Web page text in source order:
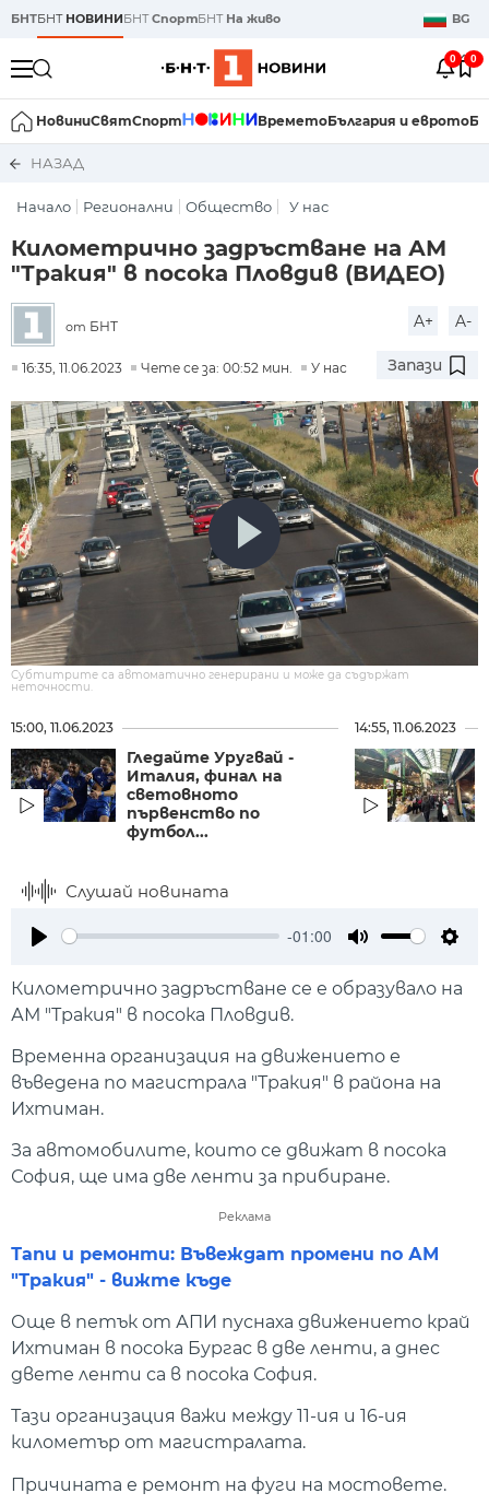
БНТБНТ НОВИНИБНТСпортБНТ На живо BG
0 0
НовиниСвятСпорт ВреметоБългария и еврото
НАЗАД
Начало Регионални Общество У нас
Километрично задръстване на АМ
"Тракия" в посока Пловдив (ВИДЕО)
от БНТ A+ A-
16:35, 11.06.2023 Чете се за: 00:52 мин. У нас Запази
Субтитрите са автоматично генерирани и може да съдържат
неточности.
15:00, 11.06.2023
Гледайте Уругвай -
Италия, финал на
световното
първенство по
футбол...
14:55, 11.06.2023
Слушай новината
-01:00
Километрично задръстване се е образувало на
АМ "Тракия" в посока Пловдив.
Временна организация на движението е
въведена по магистрала "Тракия" в района на
Ихтиман.
За автомобилите, които се движат в посока
София, ще има две ленти за прибиране.
Реклама
Тапи и ремонти: Въвеждат промени по АМ
"Тракия" - вижте къде
Още в петък от АПИ пуснаха движението край
Ихтиман в посока Бургас в две ленти, а днес
двете ленти са в посока София.
Тази организация важи между 11-ия и 16-ия
километър от магистралата.
Причината е ремонт на фуги на мостовете.